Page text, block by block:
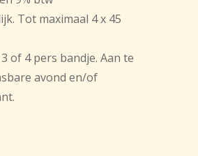
Tot maximaal 4 x 45
of 4 pers bandje. Aan te
avond en/of